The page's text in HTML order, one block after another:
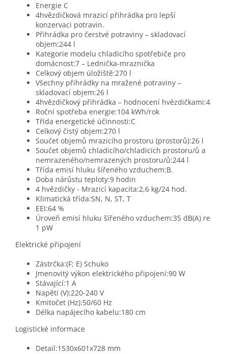
Energie C
4hvězdičková mrazicí přihrádka pro lepší
konzervaci potravin.
Přihrádka pro čerstvé potraviny – skladovací
objem:244 l
Kategorie modelu chladicího spotřebiče pro
domácnost:7 – Lednička-mraznička
Celkový objem úložiště:270 l
Všechny přihrádky na mražené potraviny –
skladovací objem:26 l
4hvězdičkový přihrádka – hodnocení hvězdičkami:4
Roční spotřeba energie:104 kWh/rok
Třída energetické účinnosti:C
Celkový čistý objem:270 l
Součet objemů mrazicího prostoru (prostorů):26 l
Součet objemů chladicího/chladicích prostoru/ů a
nemrazeného/nemrazených prostoru/ů:244 l
Třída emisí hluku šířeného vzduchem:B.
Doba nárůstu teploty:9 hodin
4 hvězdičky - Mrazicí kapacita:2,6 kg/24 hod.
Klimatická třída:SN, N, ST, T
EEI:64 %
Úroveň emisí hluku šířeného vzduchem:35 dB(A) re
1 pW
Elektrické připojení
Zástrčka:(F; E) Schuko
Jmenovitý výkon elektrického připojení:90 W
Stávající:1 A
Napětí (V):220-240 V
Kmitočet (Hz):50/60 Hz
Délka napájecího kabelu:180 cm
Logistické informace
Detail:1530x601x728 mm